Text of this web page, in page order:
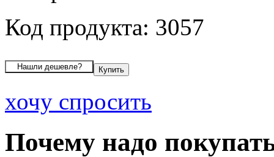
Код продукта: 3057
хочу спросить
Почему надо